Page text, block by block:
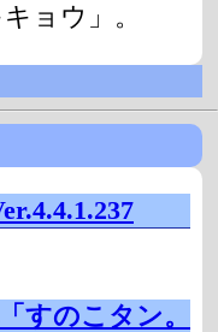
ョウ」。
すのこタン。